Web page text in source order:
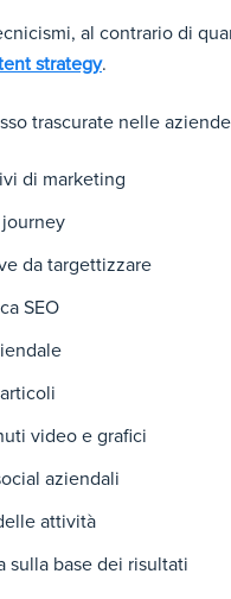
al contrario di
strategy.
trascurate nelle
di marketing
da targettizzare
SEO
video e grafici
aziendali
attività
base dei risultati